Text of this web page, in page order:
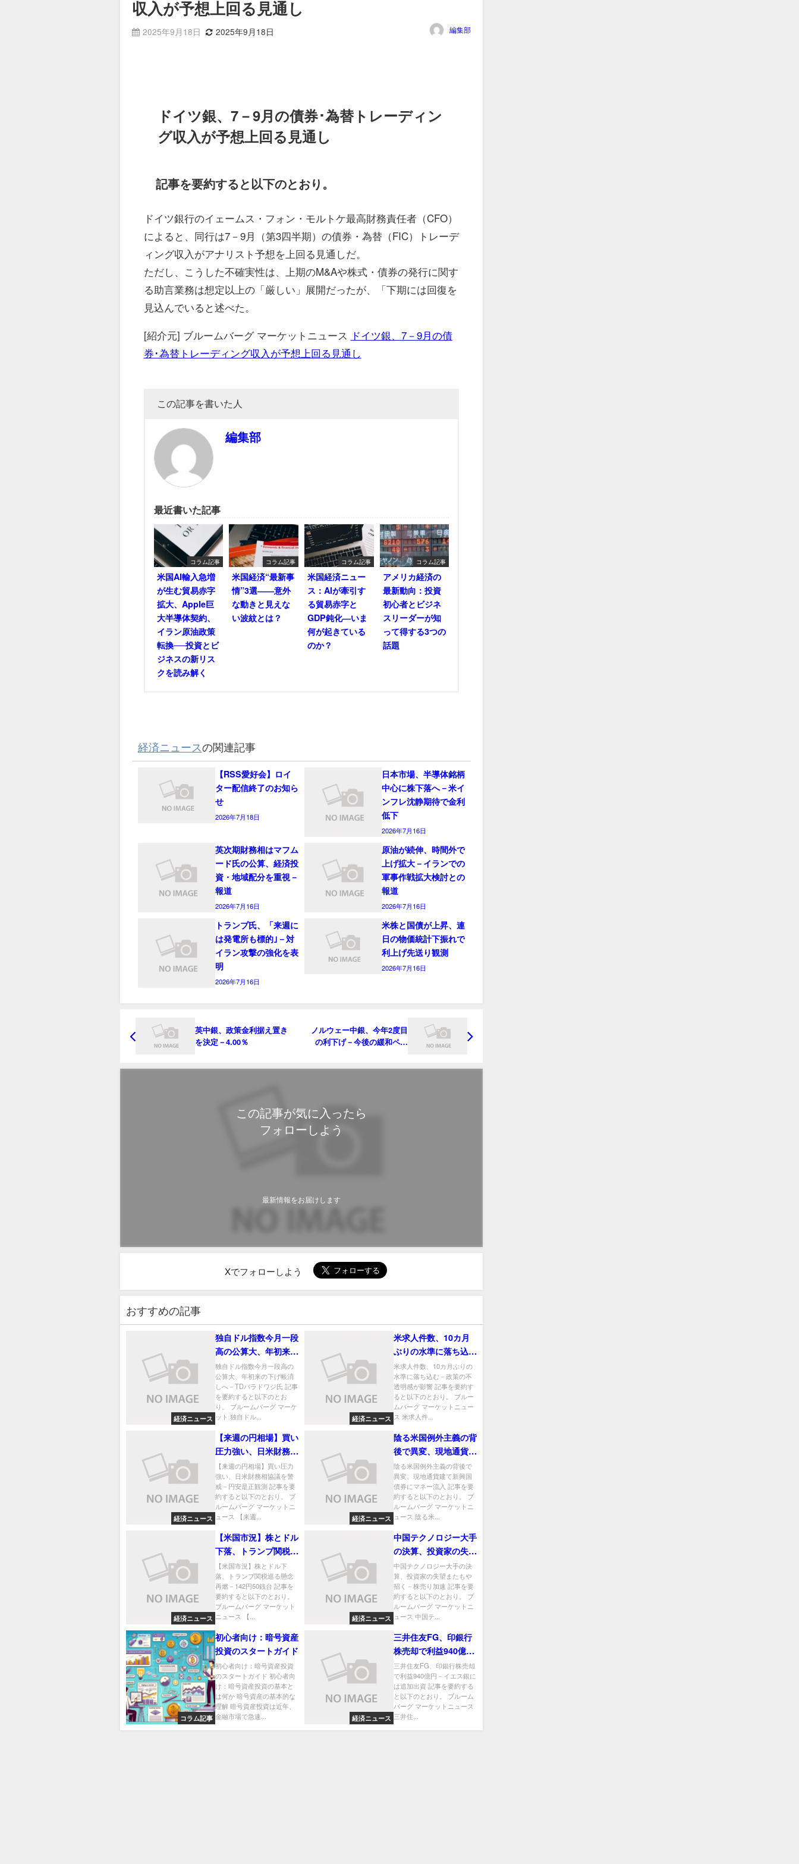
収入が予想上回る見通し
2025年9月18日 2025年9月18日 編集部
ドイツ銀、7－9月の債券･為替トレーディン
グ収入が予想上回る見通し
記事を要約すると以下のとおり。
ドイツ銀行のイェームス・フォン・モルトケ最高財務責任者（CFO）
によると、同行は7－9月（第3四半期）の債券・為替（FIC）トレーデ
ィング収入がアナリスト予想を上回る見通しだ。
ただし、こうした不確実性は、上期のM&Aや株式・債券の発行に関す
る助言業務は想定以上の「厳しい」展開だったが、「下期には回復を
見込んでいると述べた。
[紹介元] ブルームバーグ マーケットニュース ドイツ銀、7－9月の債
券･為替トレーディング収入が予想上回る見通し
この記事を書いた人
編集部
最近書いた記事
コラム記事
米国AI輸入急増
が生む貿易赤字
拡大、Apple巨
大半導体契約、
イラン原油政策
転換──投資とビ
ジネスの新リス
クを読み解く
コラム記事
米国経済“最新事
情”3選――意外
な動きと見えな
い波紋とは？
コラム記事
米国経済ニュー
ス：AIが牽引す
る貿易赤字と
GDP鈍化―いま
何が起きている
のか？
コラム記事
アメリカ経済の
最新動向：投資
初心者とビジネ
スリーダーが知
って得する3つの
話題
経済ニュースの関連記事
【RSS愛好会】ロイ
ター配信終了のお知ら
せ
2026年7月18日
日本市場、半導体銘柄
中心に株下落へ－米イ
ンフレ沈静期待で金利
低下
2026年7月16日
英次期財務相はマフム
ード氏の公算、経済投
資・地域配分を重視－
報道
2026年7月16日
原油が続伸、時間外で
上げ拡大－イランでの
軍事作戦拡大検討との
報道
2026年7月16日
トランプ氏、「来週に
は発電所も標的｣－対
イラン攻撃の強化を表
明
2026年7月16日
米株と国債が上昇、連
日の物価統計下振れで
利上げ先送り観測
2026年7月16日
英中銀、政策金利据え置き
を決定－4.00％
ノルウェー中銀、今年2度目
の利下げ－今後の緩和ペー
この記事が気に入ったら
フォローしよう
最新情報をお届けします
Xでフォローしよう
おすすめの記事
経済ニュース
独自ドル指数今月一段
高の公算大、年初来の
下げ帳消しへ－TDバ
ラドワジ氏
独自ドル指数今月一段高の
公算大、年初来の下げ帳消
しへ－TDバラドワジ氏 記事
を要約すると以下のとお
り。 ブルームバーグ マーケ
ット 独自ドル...
経済ニュース
米求人件数、10カ月
ぶりの水準に落ち込む
－政策の不透明感が影
響
米求人件数、10カ月ぶりの
水準に落ち込む－政策の不
透明感が影響 記事を要約す
ると以下のとおり。 ブルー
ムバーグ マーケットニュー
ス 米求人件...
経済ニュース
【来週の円相場】買い
圧力強い、日米財務相
協議を警戒－円安是正
観測
【来週の円相場】買い圧力
強い、日米財務相協議を警
戒－円安是正観測 記事を要
約すると以下のとおり。 ブ
ルームバーグ マーケットニ
ュース 【来週...
経済ニュース
陰る米国例外主義の背
後で異変、現地通貨建
て新興国債券にマネー
流入
陰る米国例外主義の背後で
異変、現地通貨建て新興国
債券にマネー流入 記事を要
約すると以下のとおり。 ブ
ルームバーグ マーケットニ
ュース 陰る米...
経済ニュース
【米国市況】株とドル
下落、トランプ関税巡
る懸念再燃－142円50
銭台
【米国市況】株とドル下
落、トランプ関税巡る懸念
再燃－142円50銭台 記事を
要約すると以下のとおり。
ブルームバーグ マーケット
ニュース 【...
経済ニュース
中国テクノロジー大手
の決算、投資家の失望
またもや招く－株売り
加速
中国テクノロジー大手の決
算、投資家の失望またもや
招く－株売り加速 記事を要
約すると以下のとおり。 ブ
ルームバーグ マーケットニ
ュース 中国テ...
コラム記事
初心者向け：暗号資産
投資のスタートガイド
初心者向け：暗号資産投資
のスタートガイド 初心者向
け：暗号資産投資の基本と
は何か 暗号資産の基本的な
理解 暗号資産投資は近年、
金融市場で急速...
経済ニュース
三井住友FG、印銀行
株売却で利益940億円
－イエス銀には追加出
資
三井住友FG、印銀行株売却
で利益940億円－イエス銀に
は追加出資 記事を要約する
と以下のとおり。 ブルーム
バーグ マーケットニュース
三井住...